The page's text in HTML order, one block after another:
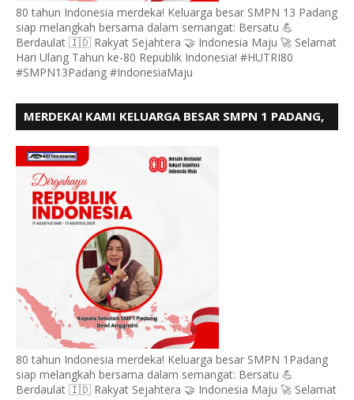
80 tahun Indonesia merdeka! Keluarga besar SMPN 13 Padang
siap melangkah bersama dalam semangat: Bersatu 💪
Berdaulat 🇮🇩 Rakyat Sejahtera 🤝 Indonesia Maju 🚀 Selamat
Hari Ulang Tahun ke-80 Republik Indonesia! #HUTRI80
#SMPN13Padang #IndonesiaMaju
MERDEKA! KAMI KELUARGA BESAR SMPN 1 PADANG,
80 tahun Indonesia merdeka! Keluarga besar SMPN 1Padang
siap melangkah bersama dalam semangat: Bersatu 💪
Berdaulat 🇮🇩 Rakyat Sejahtera 🤝 Indonesia Maju 🚀 Selamat